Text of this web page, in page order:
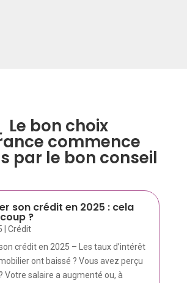
Le bon choix
commence
par le bon conseil
son crédit en 2025 : cela
?
Crédit
crédit en 2025 – Les taux d’intérêt
ont baissé ? Vous avez perçu
Votre salaire a augmenté ou, à